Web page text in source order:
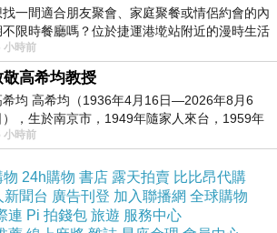
》二手COACH 黑色牛皮防刮肩
附斜背帶 有新光三越購證
找一間適合朋友聚會、家庭聚餐或情侶約會的內
不限時餐廳嗎？位於捷運港墘站附近的漫時生活
店，從捷運站步行約4分鐘即可抵
小時前
敬高希均教授
希均 高希均（1936年4月16日—2026年8月6
），生於南京市，1949年隨家人來台，1959年
美深造並取得經濟發展博士學位。曾任
小時前
物 24h購物 書店 露天拍賣 比比昂代購
新聞台 廣告刊登 加入聯播網 全球購物
連 Pi 拍錢包 旅遊 服務中心